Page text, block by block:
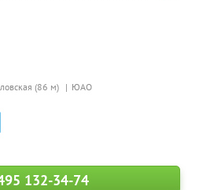
(86 м) ЮАО
132-34-74